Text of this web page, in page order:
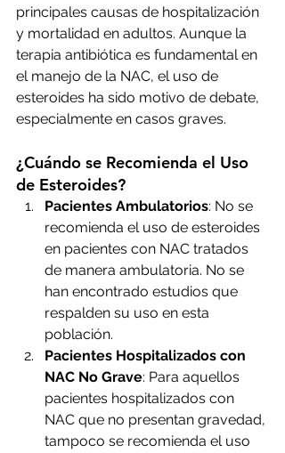
principales causas de hospitalización
y mortalidad en adultos. Aunque la
terapia antibiótica es fundamental en
el manejo de la NAC, el uso de
esteroides ha sido motivo de debate,
especialmente en casos graves.
¿Cuándo se Recomienda el Uso
de Esteroides?
Pacientes Ambulatorios: No se
recomienda el uso de esteroides
en pacientes con NAC tratados
de manera ambulatoria. No se
han encontrado estudios que
respalden su uso en esta
población.
Pacientes Hospitalizados con
NAC No Grave: Para aquellos
pacientes hospitalizados con
NAC que no presentan gravedad,
tampoco se recomienda el uso